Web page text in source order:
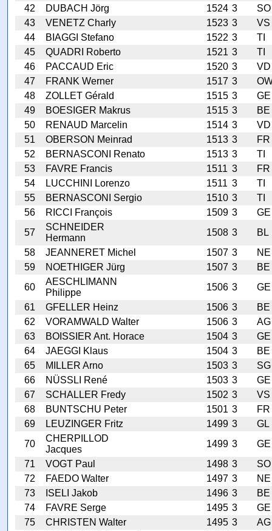
42
DUBACH Jörg 1524 3
SO
43
VENETZ Charly 1523 3
VS
44
BIAGGI Stefano 1522 3
TI
45
QUADRI Roberto 1521 3
TI
46
PACCAUD Eric 1520 3
VD
47
FRANK Werner 1517 3
48
ZOLLET Gérald 1515 3
GE
49
BOESIGER Makrus 1515 3
BE
50
RENAUD Marcelin 1514 3
VD
51
OBERSON Meinrad 1513 3
FR
52
BERNASCONI Renato 1513 3
TI
53
FAVRE Francis 1511 3
FR
54
LUCCHINI Lorenzo 1511 3
TI
55
BERNASCONI Sergio 1510 3
TI
56
RICCI François 1509 3
GE
57
SCHNEIDER
Hermann
1508 3
BL
58
JEANNERET Michel 1507 3
NE
59
NOETHIGER Jürg 1507 3
BE
60
AESCHLIMANN
Philippe
1506 3
GE
61
GFELLER Heinz 1506 3
BE
62
VORAMWALD Walter 1506 3
AG
63
BOISSIER Ant. Horace 1504 3
GE
64
JAEGGI Klaus 1504 3
BE
65
MILLER Arno 1503 3
SG
66
NÜSSLI René 1503 3
GE
67
SCHALLER Fredy 1502 3
VS
68
BUNTSCHU Peter 1501 3
FR
69
LEUZINGER Fritz 1499 3
GL
70
CHERPILLOD
Jacques
1499 3
GE
71
VOGT Paul 1498 3
SO
72
FAEDO Walter 1497 3
NE
73
ISELI Jakob 1496 3
BE
74
FAVRE Serge 1495 3
GE
75
CHRISTEN Walter 1495 3
AG